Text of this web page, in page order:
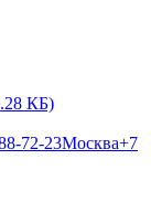
КБ)
72-23Москва+7